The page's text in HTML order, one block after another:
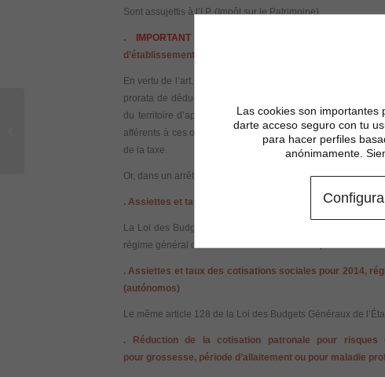
Sont assujettis à l’I.P. (Impôt sur le Patrimoine) ….
. IMPORTANT
d’établissements
En vertu de l’art. 104, § 3, 1°, de la Loi 37/1992 de la Taxe
prorata de déduction de cette taxe par les redevables les
du territoire d’application de ladite taxe à laquelle ces
afférents à ces opérations n’étaient pas supportés par
de la taxe.
Or, dans un arrêt du 12/09/2013 …..
. Assiettes et taux des cotisations sociales pour 2014,
La Loi des Budgets Généraux de l’État pour 2014, en son
régime général de la Sécurité Sociale valides pour
.Assiettes et taux des cotisations sociales pour 2014,
(autónomos)
Le même article 128 de la Loi des Budgets Généraux de
.
Réduction de la cotisation patronale pour
pour grossesse, période d’allaitement ou pour maladie
Las cookies son importantes
darte acceso seguro con tu
para hacer perfiles
anónimamente.